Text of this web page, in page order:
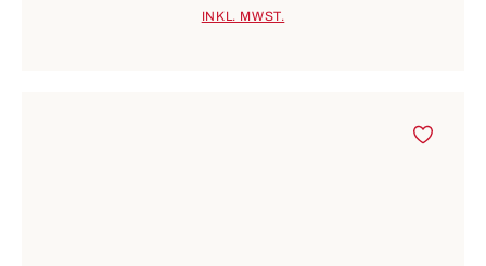
INKL. MWST.